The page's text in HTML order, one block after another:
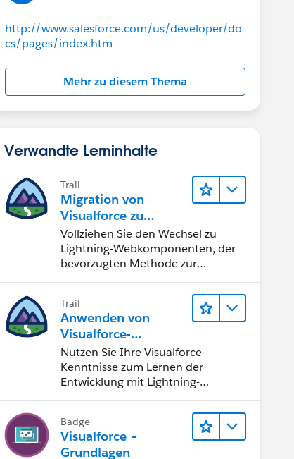
http://www.salesforce.com/us/developer/do
cs/pages/index.htm
Mehr zu diesem Thema
Verwandte Lerninhalte
Trail
Migration von
Visualforce zu
Lightning-
Webkomponenten
Vollziehen Sie den Wechsel zu
Lightning-Webkomponenten, der
bevorzugten Methode zur
Salesforce.
Trail
Anwenden von
Visualforce-
Kenntnissen auf
Lightning-
Komponenten
Nutzen Sie Ihre Visualforce-
Kenntnisse zum Lernen der
Entwicklung mit Lightning-
Badge
Visualforce –
Grundlagen